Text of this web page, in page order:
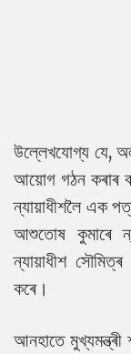
উল্লেখযোগ্য যে,
আয়োগ গঠন কৰাৰ
ন্যায়াধীশলৈ এক
আশুতোষ কুমাৰে
ন্যায়াধীশ
কৰে।
আনহাতে মুখ্যমন্ত্ৰী